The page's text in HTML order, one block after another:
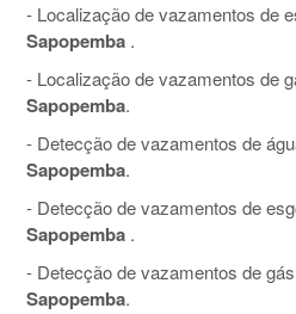
- Localização de vazamentos de
Sapopemba .
- Localização de vazamentos de
Sapopemba.
- Detecção de vazamentos de
Sapopemba.
- Detecção de vazamentos de
Sapopemba .
- Detecção de vazamentos de gás
Sapopemba.